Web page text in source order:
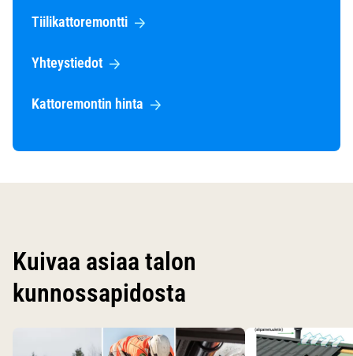
Tiilikattoremontti
Yhteystiedot
Kattoremontin hinta
Kuivaa asiaa talon
kunnossapidosta
Käytä nuolinäppäimiä siirtyäksesi karusellin diojen välillä.